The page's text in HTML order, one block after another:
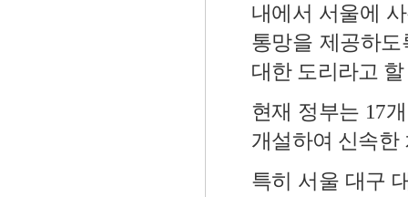
내에서 서울에
통망을 제공하
대한 도리라고
현재 정부는 17
개설하여 신속한
특히 서울 대구